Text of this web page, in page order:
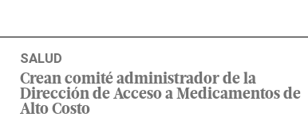
SALUD
Crean comité administrador de la
Dirección de Acceso a Medicamentos de
Alto Costo